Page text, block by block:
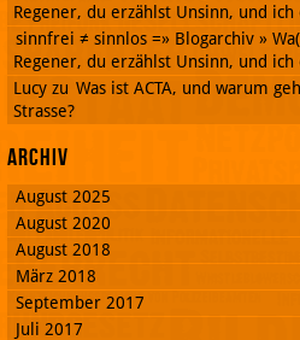
Regener, du erzählst Unsinn, und
sinnfrei ≠ sinnlos =» Blogarchiv »
Regener, du erzählst Unsinn, und
Lucy zu Was ist ACTA, und warum
Strasse?
Archiv
August 2025
August 2020
August 2018
März 2018
September 2017
Juli 2017